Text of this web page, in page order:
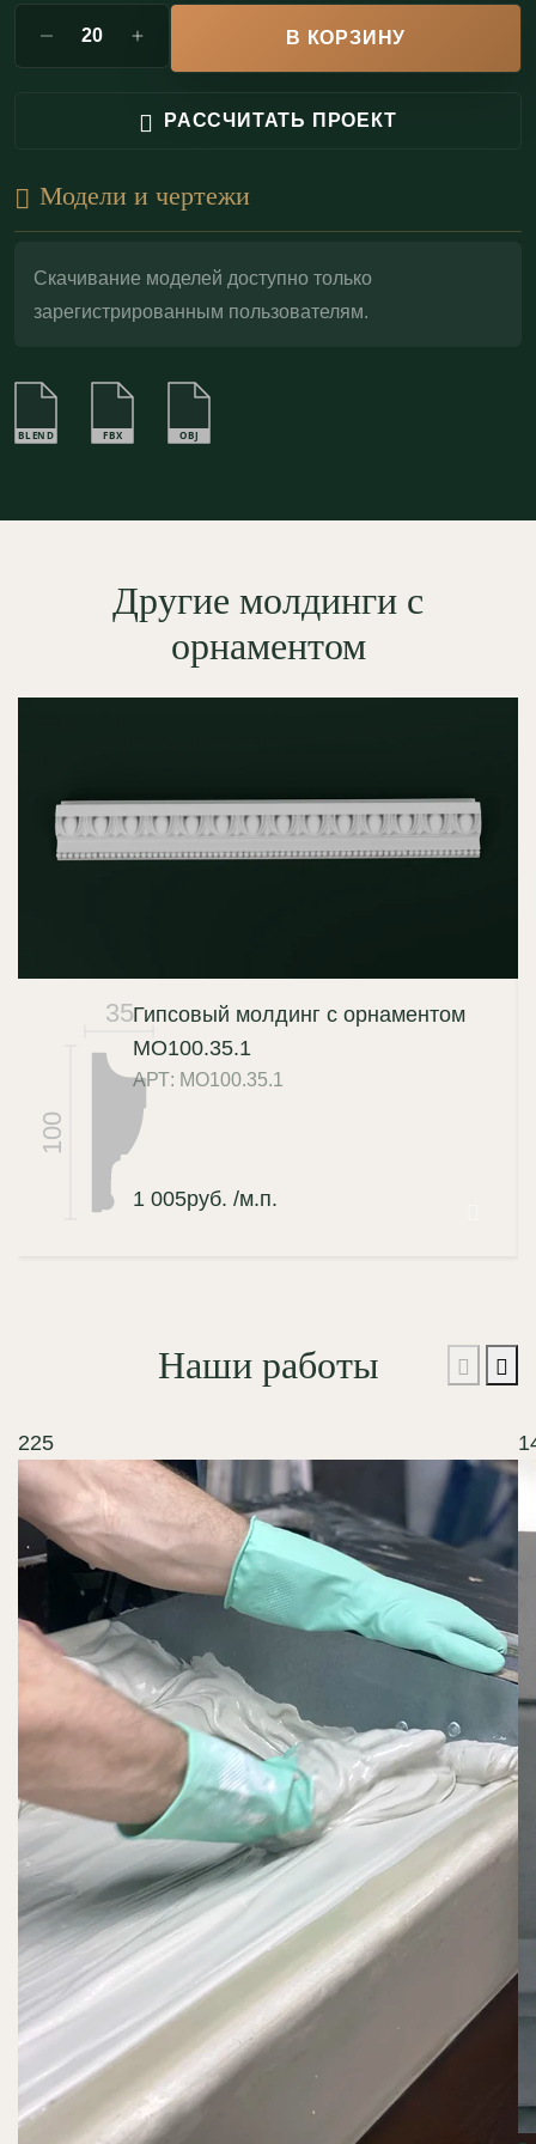
отдельных элементов узора.
одновременно придает ему парадность: одна линия
полотно. При необходимости гипс легко поддается
корректируются аккуратной подмазкой и
последующей окраской без потери
В КОРЗИНУ
РАССЧИТАТЬ ПРОЕКТ
Модели и чертежи
Скачивание моделей доступно только
зарегистрированным пользователям.
BLEND FBX OBJ
Другие молдинги с
орнаментом
35
100
Гипсовый молдинг с орнаментом
МО100.35.1
АРТ: МО100.35.1
1 005руб. /м.п.
Наши работы
225